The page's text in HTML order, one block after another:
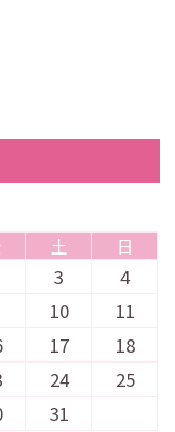
土 日
3
4
10
11
17
18
24
25
31